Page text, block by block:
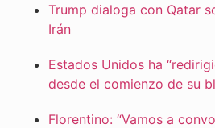
Trump dialoga con Qatar
Irán
Estados Unidos ha
desde el comienzo de su
Florentino: “Vamos a